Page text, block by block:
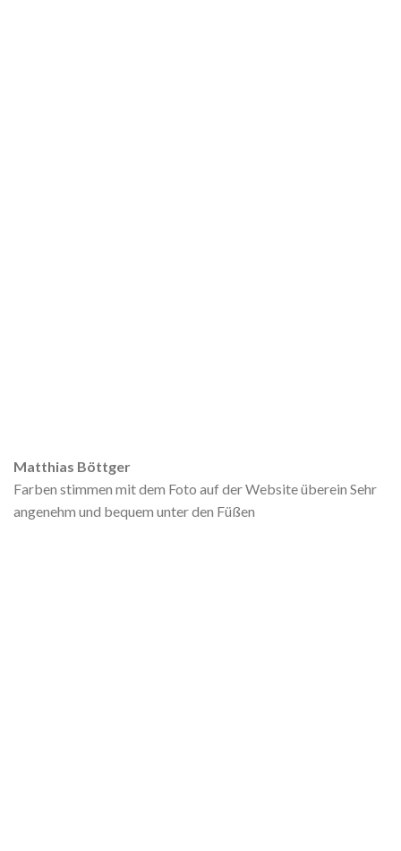
Matthias Böttger
Farben stimmen mit dem Foto auf der Website überein Sehr
angenehm und bequem unter den Füßen